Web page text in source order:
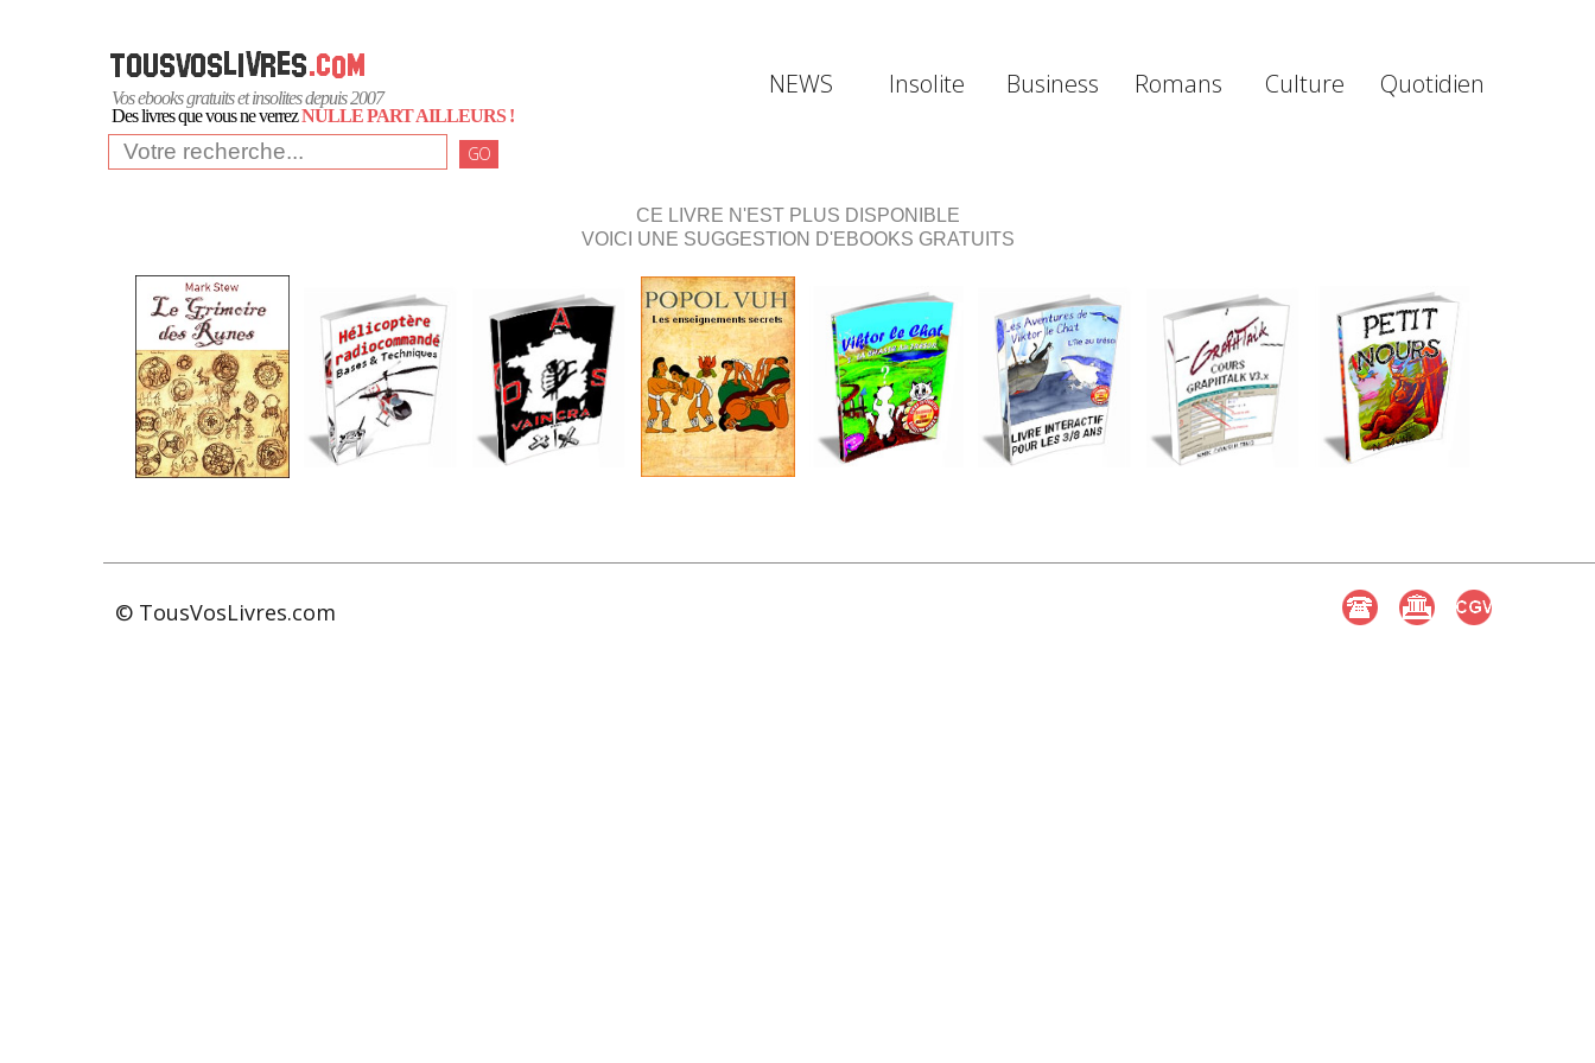
Vos ebooks gratuits et insolites depuis 2007
Des livres que vous ne verrezNULLE PART AILLEURS !
GO
NEWS Insolite Business Romans Culture Quotidien
CE LIVRE N'EST PLUS DISPONIBLE
VOICI UNE SUGGESTION D'EBOOKS GRATUITS
© TousVosLivres.com